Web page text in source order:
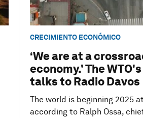
CRECIMIENTO ECONÓMICO
‘We are at a
economy.’ The
talks to Radio Davos
The world is beginning 2025
according to Ralph Ossa,